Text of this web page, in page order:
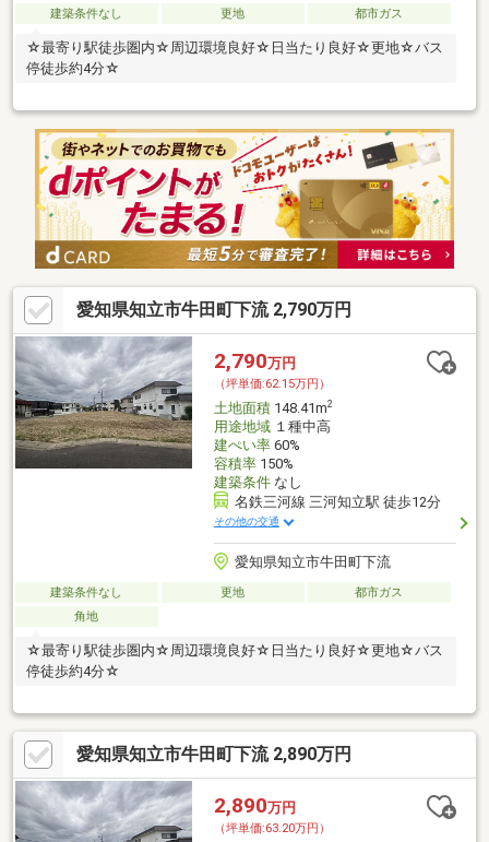
建築条件なし 更地 都市ガス
☆最寄り駅徒歩圏内☆周辺環境良好☆日当たり良好☆更地☆バス
停徒歩約4分☆
愛知県知立市牛田町下流 2,790万円
2,790万円
（坪単価:62.15万円）
土地面積148.41m2
用途地域１種中高
建ぺい率60%
容積率150%
建築条件なし
名鉄三河線 三河知立駅 徒歩12分
その他の交通
愛知県知立市牛田町下流
建築条件なし 更地
都市ガス
角地
☆最寄り駅徒歩圏内☆周辺環境良好☆日当たり良好☆更地☆バス
停徒歩約4分☆
愛知県知立市牛田町下流 2,890万円
2,890万円
（坪単価:63.20万円）